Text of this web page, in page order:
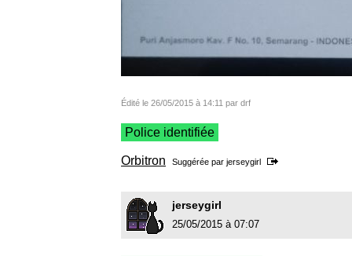
Édité le 26/05/2015 à 14:11 par drf
Police identifiée
Orbitron Suggérée par jerseygirl
jerseygirl
25/05/2015 à 07:07